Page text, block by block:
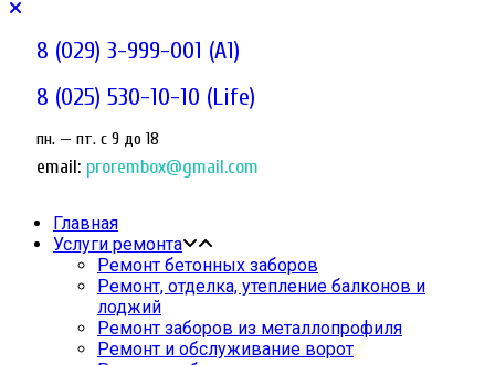
8 (029) 3-999-001 (A1)
8 (025) 530-10-10 (Life)
пн. — пт. c 9 до 18
email: prorembox@gmail.com
Главная
Услуги ремонта
Ремонт бетонных заборов
Ремонт, отделка, утепление балконов и
лоджий
Ремонт заборов из металлопрофиля
Ремонт и обслуживание ворот